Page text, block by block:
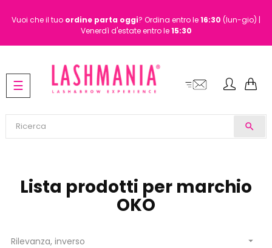
Vuoi che il tuo ordine parta oggi? Ordina entro le16:30 (lun-gio) |
Venerdì d'estate entro le15:30
search
navigazione
Toggle
☰
Lista prodotti per marchio
OKO
Rilevanza, inverso 